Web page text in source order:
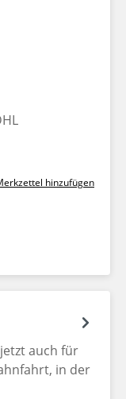
hinzufügen
auch für
in der